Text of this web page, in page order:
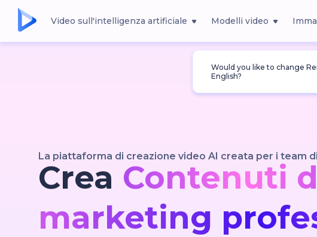
Video sull'intelligenza artificiale Modelli video
Would you like to change
English?
La piattaforma di creazione video AI creata per i team
Crea Contenuti
marketing